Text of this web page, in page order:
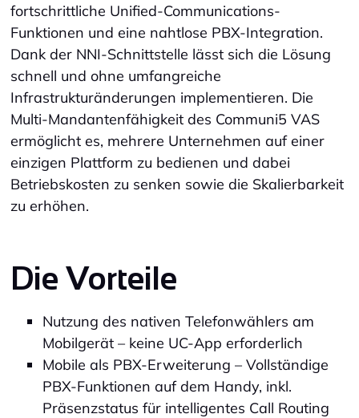
fortschrittliche Unified-Communications-
Funktionen und eine nahtlose PBX-Integration.
Dank der NNI-Schnittstelle lässt sich die Lösung
schnell und ohne umfangreiche
Infrastrukturänderungen implementieren. Die
Multi-Mandantenfähigkeit des Communi5 VAS
ermöglicht es, mehrere Unternehmen auf einer
einzigen Plattform zu bedienen und dabei
Betriebskosten zu senken sowie die Skalierbarkeit
zu erhöhen.
Die Vorteile
Nutzung des nativen Telefonwählers am
Mobilgerät – keine UC-App erforderlich
Mobile als PBX-Erweiterung – Vollständige
PBX-Funktionen auf dem Handy, inkl.
Präsenzstatus für intelligentes Call Routing